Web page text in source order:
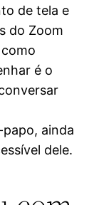
de tela e
do Zoom
é o
ainda
dele.